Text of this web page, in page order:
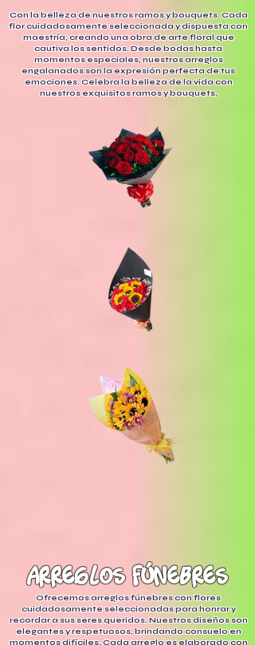
Con la belleza de nuestros ramos y bouquets. Cada
flor cuidadosamente seleccionada y dispuesta con
maestría, creando una obra de arte floral que
cautiva los sentidos. Desde bodas hasta
momentos especiales, nuestros arreglos
engalanados son la expresión perfecta de tus
emociones. Celebra la belleza de la vida con
nuestros exquisitos ramos y bouquets.
arreglos fúnebres
Ofrecemos arreglos fúnebres con flores
cuidadosamente seleccionadas para honrar y
recordar a sus seres queridos. Nuestros diseños son
elegantes y respetuosos, brindando consuelo en
momentos difíciles. Cada arreglo es elaborado con